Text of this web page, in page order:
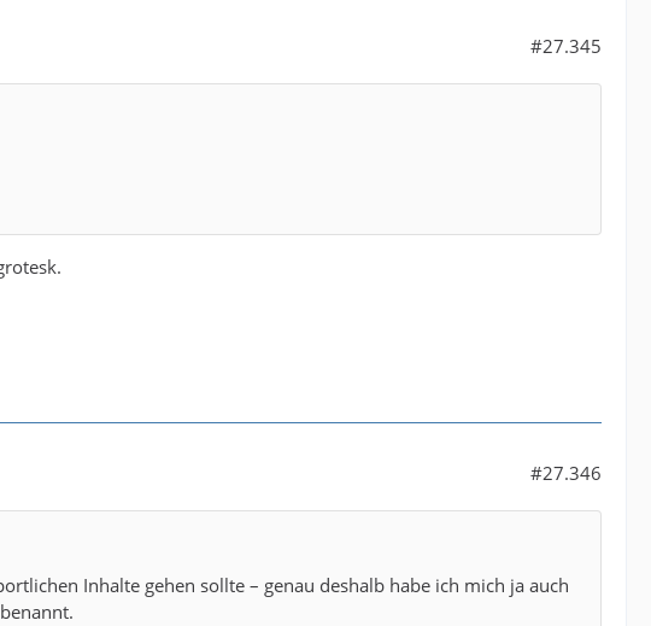
#27.345
#27.346
Inhalte gehen sollte – genau deshalb habe ich mich ja auch